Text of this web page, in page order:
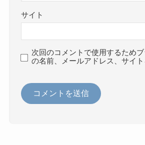
サイト
次回のコメントで使用するため
の名前、メールアドレス、サイト